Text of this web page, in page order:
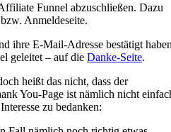
Funnel abzuschließen. Dazu
Anmeldeseite.
ihre E-Mail-Adresse bestätigt
geleitet – auf die Danke-Seite.
heißt das nicht, dass der
You-Page ist nämlich nicht
zu bedanken: